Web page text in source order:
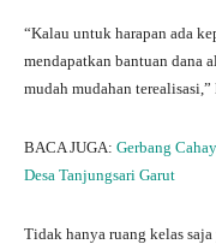
“Kalau untuk harapan ada
mendapatkan bantuan dana
mudah mudahan terealisasi,”
BACA JUGA: Gerbang
Desa Tanjungsari Garut
Tidak hanya ruang kelas